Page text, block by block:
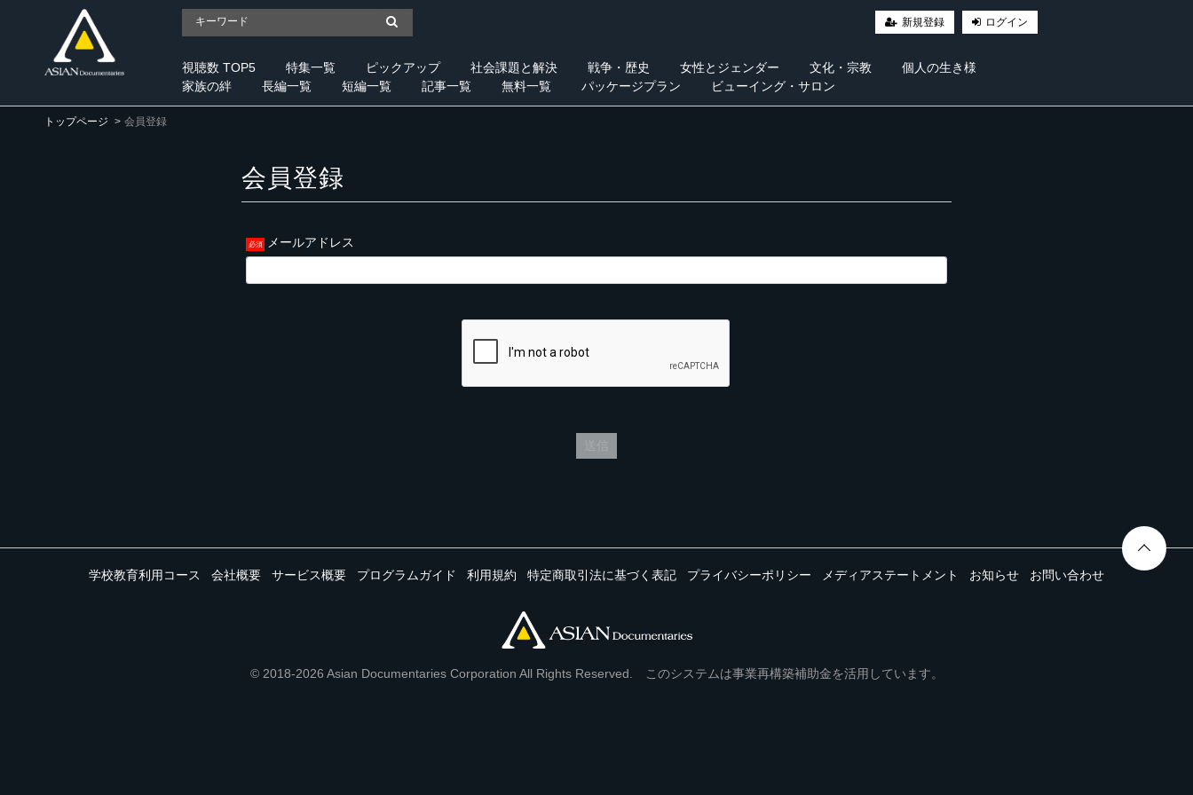
新規登録 ログイン
視聴数 TOP5 特集一覧 ピックアップ 社会課題と解決 戦争・歴史 女性とジェンダー 文化・宗教
個人の生き様
家族の絆
長編一覧 短編一覧 記事一覧 無料一覧 パッケージプラン ビューイング・サロン
トップページ 会員登録
会員登録
メールアドレス
学校教育利用コース 会社概要 サービス概要 プログラムガイド 利用規約 特定商取引法に基づく表記 プライバシーポリシー メディアステートメント お知らせ お問い合わせ
© 2018-2026 Asian Documentaries Corporation All Rights Reserved. このシステムは事業再構築補助金を活用しています。